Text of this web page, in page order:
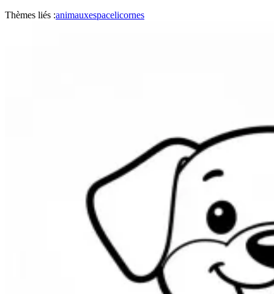
Thèmes liés :animauxespacelicornes